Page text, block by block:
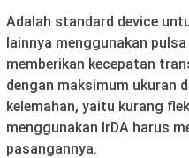
Adalah standard device
lainnya menggunakan
memberikan kecepatan
dengan maksimum ukuran
kelemahan, yaitu kurang
menggunakan IrDA harus
pasangannya.